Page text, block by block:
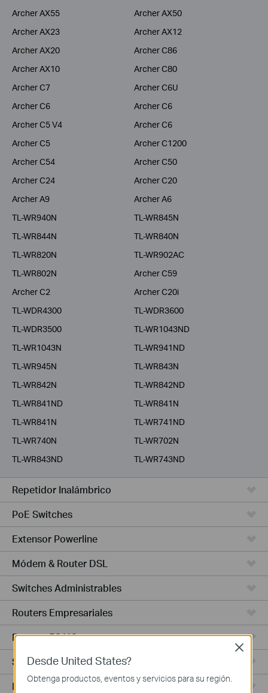
Archer AX55
Archer AX50
Archer AX23
Archer AX12
Archer AX20
Archer C86
Archer AX10
Archer C80
Archer C7
Archer C6U
Archer C6
Archer C6
Archer C5 V4
Archer C6
Archer C5
Archer C1200
Archer C54
Archer C50
Archer C24
Archer C20
Archer A9
Archer A6
TL-WR940N
TL-WR845N
TL-WR844N
TL-WR840N
TL-WR820N
TL-WR902AC
TL-WR802N
Archer C59
Archer C2
Archer C20i
TL-WDR4300
TL-WDR3600
TL-WDR3500
TL-WR1043ND
TL-WR1043N
TL-WR941ND
TL-WR945N
TL-WR843N
TL-WR842N
TL-WR842ND
TL-WR841ND
TL-WR841N
TL-WR841N
TL-WR741ND
TL-WR740N
TL-WR702N
TL-WR843ND
TL-WR743ND
Repetidor Inalámbrico
PoE Switches
Extensor Powerline
Módem & Router DSL
Switches Administrables
Routers Empresariales
Routers 5G/4G
Switches Smart
Punto de Acceso
Desde United States?
Obtenga productos, eventos y servicios para su región.
Close